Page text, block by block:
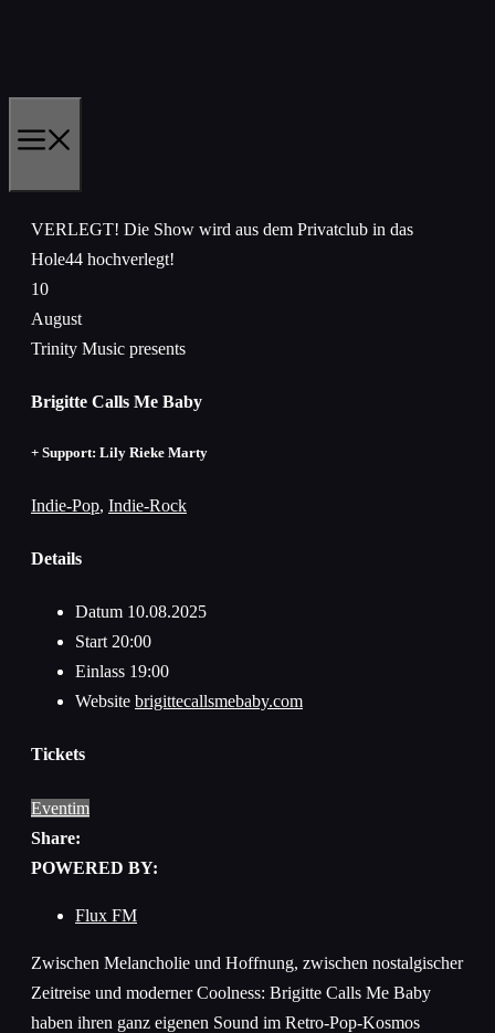
VERLEGT! Die Show wird aus dem Privatclub in das
Hole44 hochverlegt!
10
August
Trinity Music presents
Brigitte Calls Me Baby
+ Support: Lily Rieke Marty
Indie-Pop, Indie-Rock
Details
Datum 10.08.2025
Start 20:00
Einlass 19:00
Website brigittecallsmebaby.com
Tickets
Eventim
Share:
POWERED BY:
Flux FM
Zwischen Melancholie und Hoffnung, zwischen nostalgischer
Zeitreise und moderner Coolness: Brigitte Calls Me Baby
haben ihren ganz eigenen Sound im Retro-Pop-Kosmos